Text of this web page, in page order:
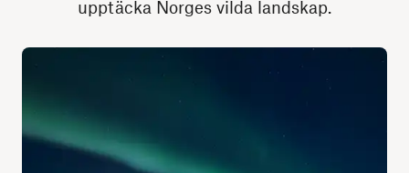
upptäcka Norges vilda landskap.